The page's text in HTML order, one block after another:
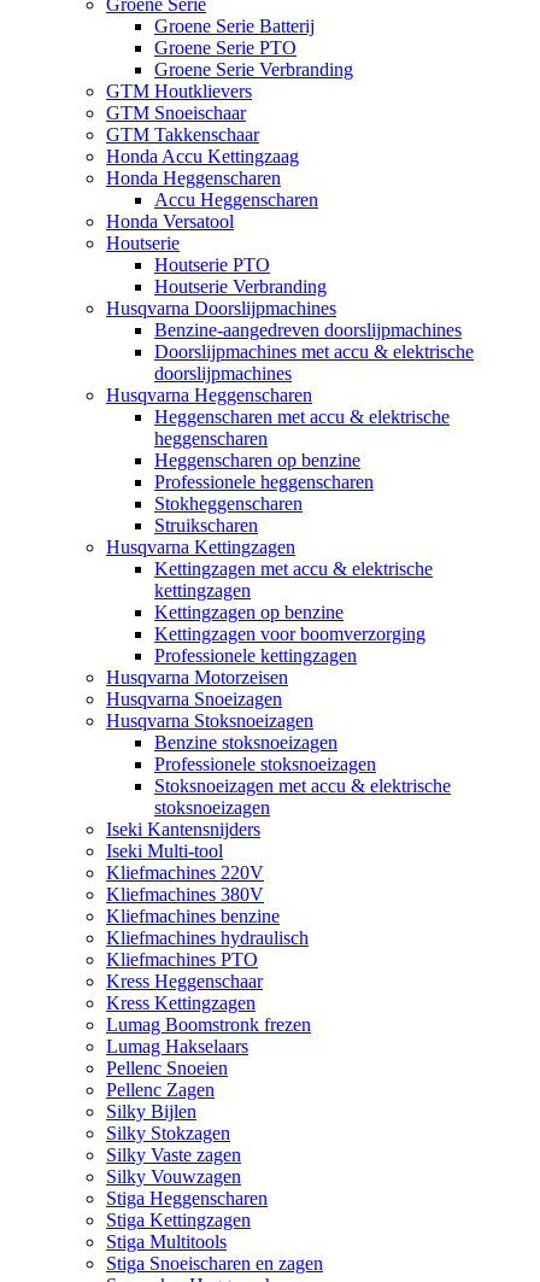
Groene Serie Batterij
Groene Serie PTO
Groene Serie Verbranding
GTM Houtklievers
GTM Snoeischaar
GTM Takkenschaar
Honda Accu Kettingzaag
Honda Heggenscharen
Accu Heggenscharen
Honda Versatool
Houtserie
Houtserie PTO
Houtserie Verbranding
Husqvarna Doorslijpmachines
Benzine-aangedreven doorslijpmachines
Doorslijpmachines met accu & elektrische
doorslijpmachines
Husqvarna Heggenscharen
Heggenscharen met accu & elektrische
heggenscharen
Heggenscharen op benzine
Professionele heggenscharen
Stokheggenscharen
Struikscharen
Husqvarna Kettingzagen
Kettingzagen met accu & elektrische
kettingzagen
Kettingzagen op benzine
Kettingzagen voor boomverzorging
Professionele kettingzagen
Husqvarna Motorzeisen
Husqvarna Snoeizagen
Husqvarna Stoksnoeizagen
Benzine stoksnoeizagen
Professionele stoksnoeizagen
Stoksnoeizagen met accu & elektrische
stoksnoeizagen
Iseki Kantensnijders
Iseki Multi-tool
Kliefmachines 220V
Kliefmachines 380V
Kliefmachines benzine
Kliefmachines hydraulisch
Kliefmachines PTO
Kress Heggenschaar
Kress Kettingzagen
Lumag Boomstronk frezen
Lumag Hakselaars
Pellenc Snoeien
Pellenc Zagen
Silky Bijlen
Silky Stokzagen
Silky Vaste zagen
Silky Vouwzagen
Stiga Heggenscharen
Stiga Kettingzagen
Stiga Multitools
Stiga Snoeischaren en zagen